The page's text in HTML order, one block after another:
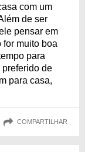
com um
de ser
pensar em
muito boa
para
preferido de
para casa,
COMPARTILHAR